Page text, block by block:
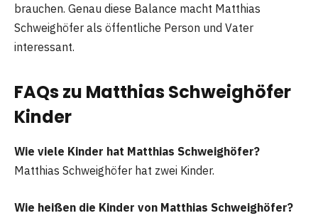
brauchen. Genau diese Balance macht Matthias
Schweighöfer als öffentliche Person und Vater
interessant.
FAQs zu Matthias Schweighöfer
Kinder
Wie viele Kinder hat Matthias Schweighöfer?
Matthias Schweighöfer hat zwei Kinder.
Wie heißen die Kinder von Matthias Schweighöfer?